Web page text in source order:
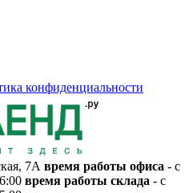
конфиденциальности
7А время работы офиса - с
время работы склада - с